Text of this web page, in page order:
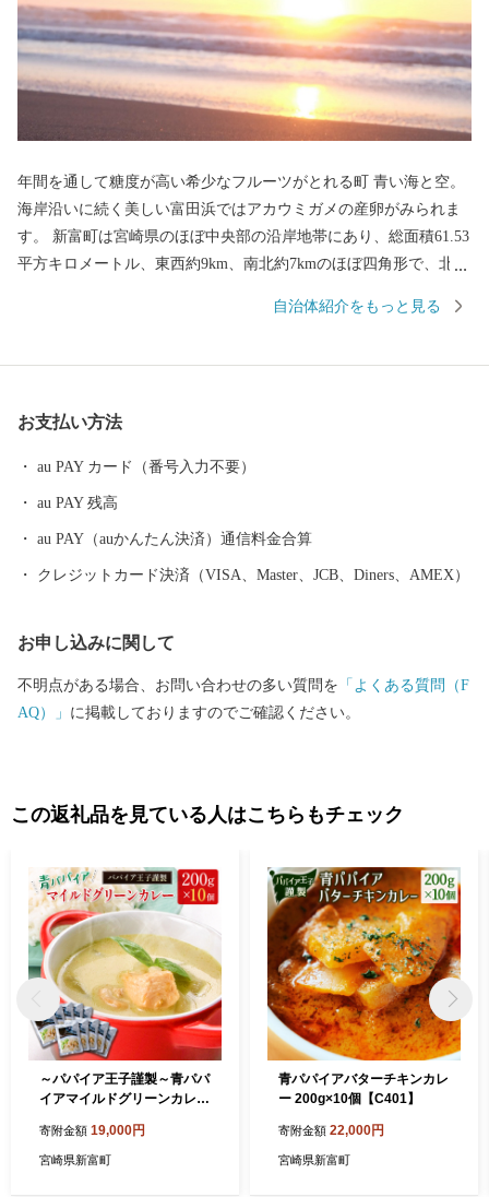
年間を通して糖度が高い希少なフルーツがとれる町 青い海と空。
海岸沿いに続く美しい富田浜ではアカウミガメの産卵がみられま
す。 新富町は宮崎県のほぼ中央部の沿岸地帯にあり、総面積61.53
平方キロメートル、東西約9km、南北約7kmのほぼ四角形で、北西
水田地帯を有しています。 農地面積は約2,600ヘクタール、水田と
ています。 畑地帯ではメロン、茶が栽培され、豚、養鶏、肉牛、
す。自衛隊ファンの間では有名な「航空自衛隊新田原基地」もあ
り毎年開催される「新田原エアフェスタ（航空祭）」には数万人
の観光客が訪れ、パイロットたちの卓越した飛行運転技術に酔い
自治体紹介をもっと見る
お支払い方法
au PAY カード（番号入力不要）
au PAY 残高
au PAY（auかんたん決済）通信料金合算
クレジットカード決済（VISA、Master、JCB、Diners、AMEX）
お申し込みに関して
不明点がある場合、お問い合わせの多い質問を 「よくある質問（F
AQ）」 に掲載しておりますのでご確認ください。
この返礼品を見ている人はこちらもチェック
～パパイア王子謹製～青パパ
イアマイルドグリーンカレー
寄附金額 19,000円
宮崎県新富町
青パパイアバターチキンカレ
ー 200g×10個【C401】
寄附金額 22,000円
宮崎県新富町